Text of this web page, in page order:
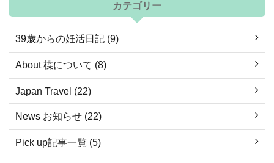
カテゴリー
39歳からの妊活日記 (9)
About 楪について (8)
Japan Travel (22)
News お知らせ (22)
Pick up記事一覧 (5)